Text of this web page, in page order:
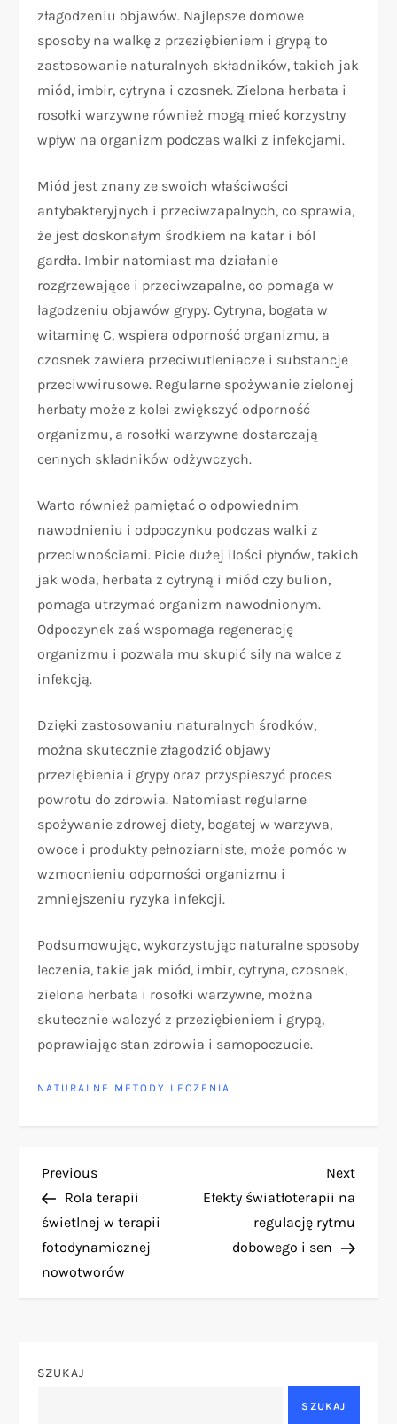
złagodzeniu objawów. Najlepsze domowe
sposoby na walkę z przeziębieniem i grypą to
zastosowanie naturalnych składników, takich jak
miód, imbir, cytryna i czosnek. Zielona herbata i
rosołki warzywne również mogą mieć korzystny
wpływ na organizm podczas walki z infekcjami.
Miód jest znany ze swoich właściwości
antybakteryjnych i przeciwzapalnych, co sprawia,
że jest doskonałym środkiem na katar i ból
gardła. Imbir natomiast ma działanie
rozgrzewające i przeciwzapalne, co pomaga w
łagodzeniu objawów grypy. Cytryna, bogata w
witaminę C, wspiera odporność organizmu, a
czosnek zawiera przeciwutleniacze i substancje
przeciwwirusowe. Regularne spożywanie zielonej
herbaty może z kolei zwiększyć odporność
organizmu, a rosołki warzywne dostarczają
cennych składników odżywczych.
Warto również pamiętać o odpowiednim
nawodnieniu i odpoczynku podczas walki z
przeciwnościami. Picie dużej ilości płynów, takich
jak woda, herbata z cytryną i miód czy bulion,
pomaga utrzymać organizm nawodnionym.
Odpoczynek zaś wspomaga regenerację
organizmu i pozwala mu skupić siły na walce z
infekcją.
Dzięki zastosowaniu naturalnych środków,
można skutecznie złagodzić objawy
przeziębienia i grypy oraz przyspieszyć proces
powrotu do zdrowia. Natomiast regularne
spożywanie zdrowej diety, bogatej w warzywa,
owoce i produkty pełnoziarniste, może pomóc w
wzmocnieniu odporności organizmu i
zmniejszeniu ryzyka infekcji.
Podsumowując, wykorzystując naturalne sposoby
leczenia, takie jak miód, imbir, cytryna, czosnek,
zielona herbata i rosołki warzywne, można
skutecznie walczyć z przeziębieniem i grypą,
poprawiając stan zdrowia i samopoczucie.
NATURALNE METODY LECZENIA
N
a
w
a
Previous
Post
Previous
Rola terapii
świetlnej w terapii
fotodynamicznej
nowotworów
Next
Post
Next
Efekty światłoterapii na
regulację rytmu
dobowego i sen
SZUKAJ
SZUKAJ